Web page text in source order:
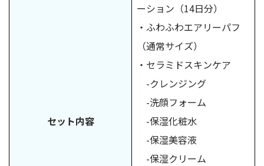
セット内容
ーション（14日分）
・ふわふわエアリーパフ
（通常サイズ）
・セラミドスキンケア
-クレンジング
-洗顔フォーム
-保湿化粧水
-保湿美容液
-保湿クリーム